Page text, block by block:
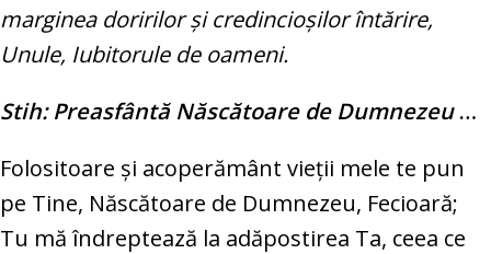
marginea doririlor şi credincioşilor întărire,
Unule, Iubitorule de oameni.
Stih: Preasfântă Născătoare de Dumnezeu…
Folositoare şi acoperământ vieţii mele te pun
pe Tine, Născătoare de Dumnezeu, Fecioară;
Tu mă îndreptează la adăpostirea Ta, ceea ce